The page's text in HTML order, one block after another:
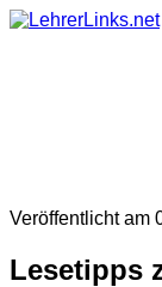
Skip
Veröffentlicht am
Lesetipps